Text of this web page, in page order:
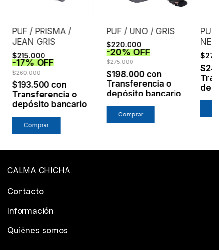
PUF / PRISMA /
JEAN GRIS
$215.000
-17%OFF
$260.000
$193.500 con
Transferencia o
depósito bancario
PUF / UNO / GRIS
$220.000
-20%OFF
$275.000
$198.000 con
Transferencia o
depósito bancario
CALMA CHICHA
Contacto
Información
Quiénes somos